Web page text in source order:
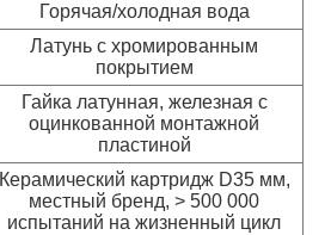
Горячая/холодная вода
Латунь с хромированным
покрытием
Гайка латунная, железная с
оцинкованной монтажной
пластиной
Керамический картридж D35 мм,
местный бренд, > 500 000
испытаний на жизненный цикл